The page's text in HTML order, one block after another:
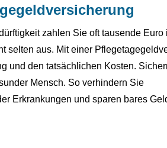
zahlen Sie oft tausende Euro
selten aus. Mit einer
und den tatsächlichen Kosten.
Mensch. So verhindern Sie
Erkrankungen und sparen bares